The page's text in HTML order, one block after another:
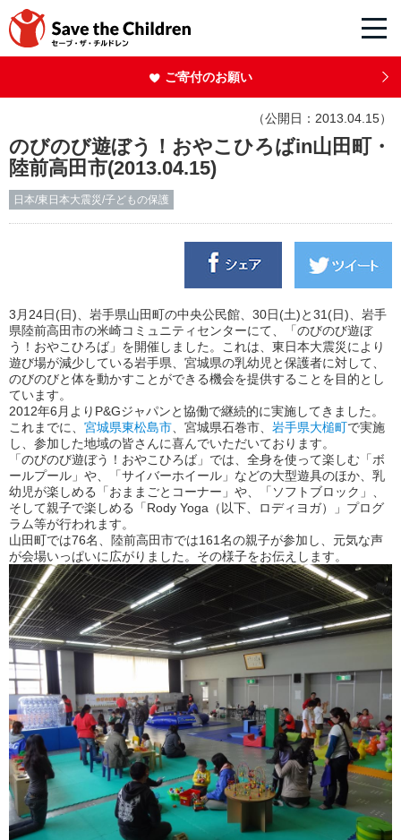
ご寄付のお願い
（公開日：2013.04.15）
のびのび遊ぼう！おやこひろばin山田町・
陸前高田市(2013.04.15)
日本/東日本大震災/子どもの保護
3月24日(日)、岩手県山田町の中央公民館、30日(土)と31(日)、岩手
県陸前高田市の米崎コミュニティセンターにて、「のびのび遊ぼ
う！おやこひろば」を開催しました。これは、東日本大震災により
遊び場が減少している岩手県、宮城県の乳幼児と保護者に対して、
のびのびと体を動かすことができる機会を提供することを目的とし
ています。
2012年6月よりP&Gジャパンと協働で継続的に実施してきました。
これまでに、 宮城県東松島市 、宮城県石巻市、 岩手県大槌町で実施
し、参加した地域の皆さんに喜んでいただいております。
「のびのび遊ぼう！おやこひろば」では、全身を使って楽しむ「ボ
ールプール」や、「サイバーホイール」などの大型遊具のほか、乳
幼児が楽しめる「おままごとコーナー」や、「ソフトブロック」、
そして親子で楽しめる「Rody Yoga（以下、ロディヨガ）」プログ
ラム等が行われます。
山田町では76名、陸前高田市では161名の親子が参加し、元気な声
が会場いっぱいに広がりました。その様子をお伝えします。